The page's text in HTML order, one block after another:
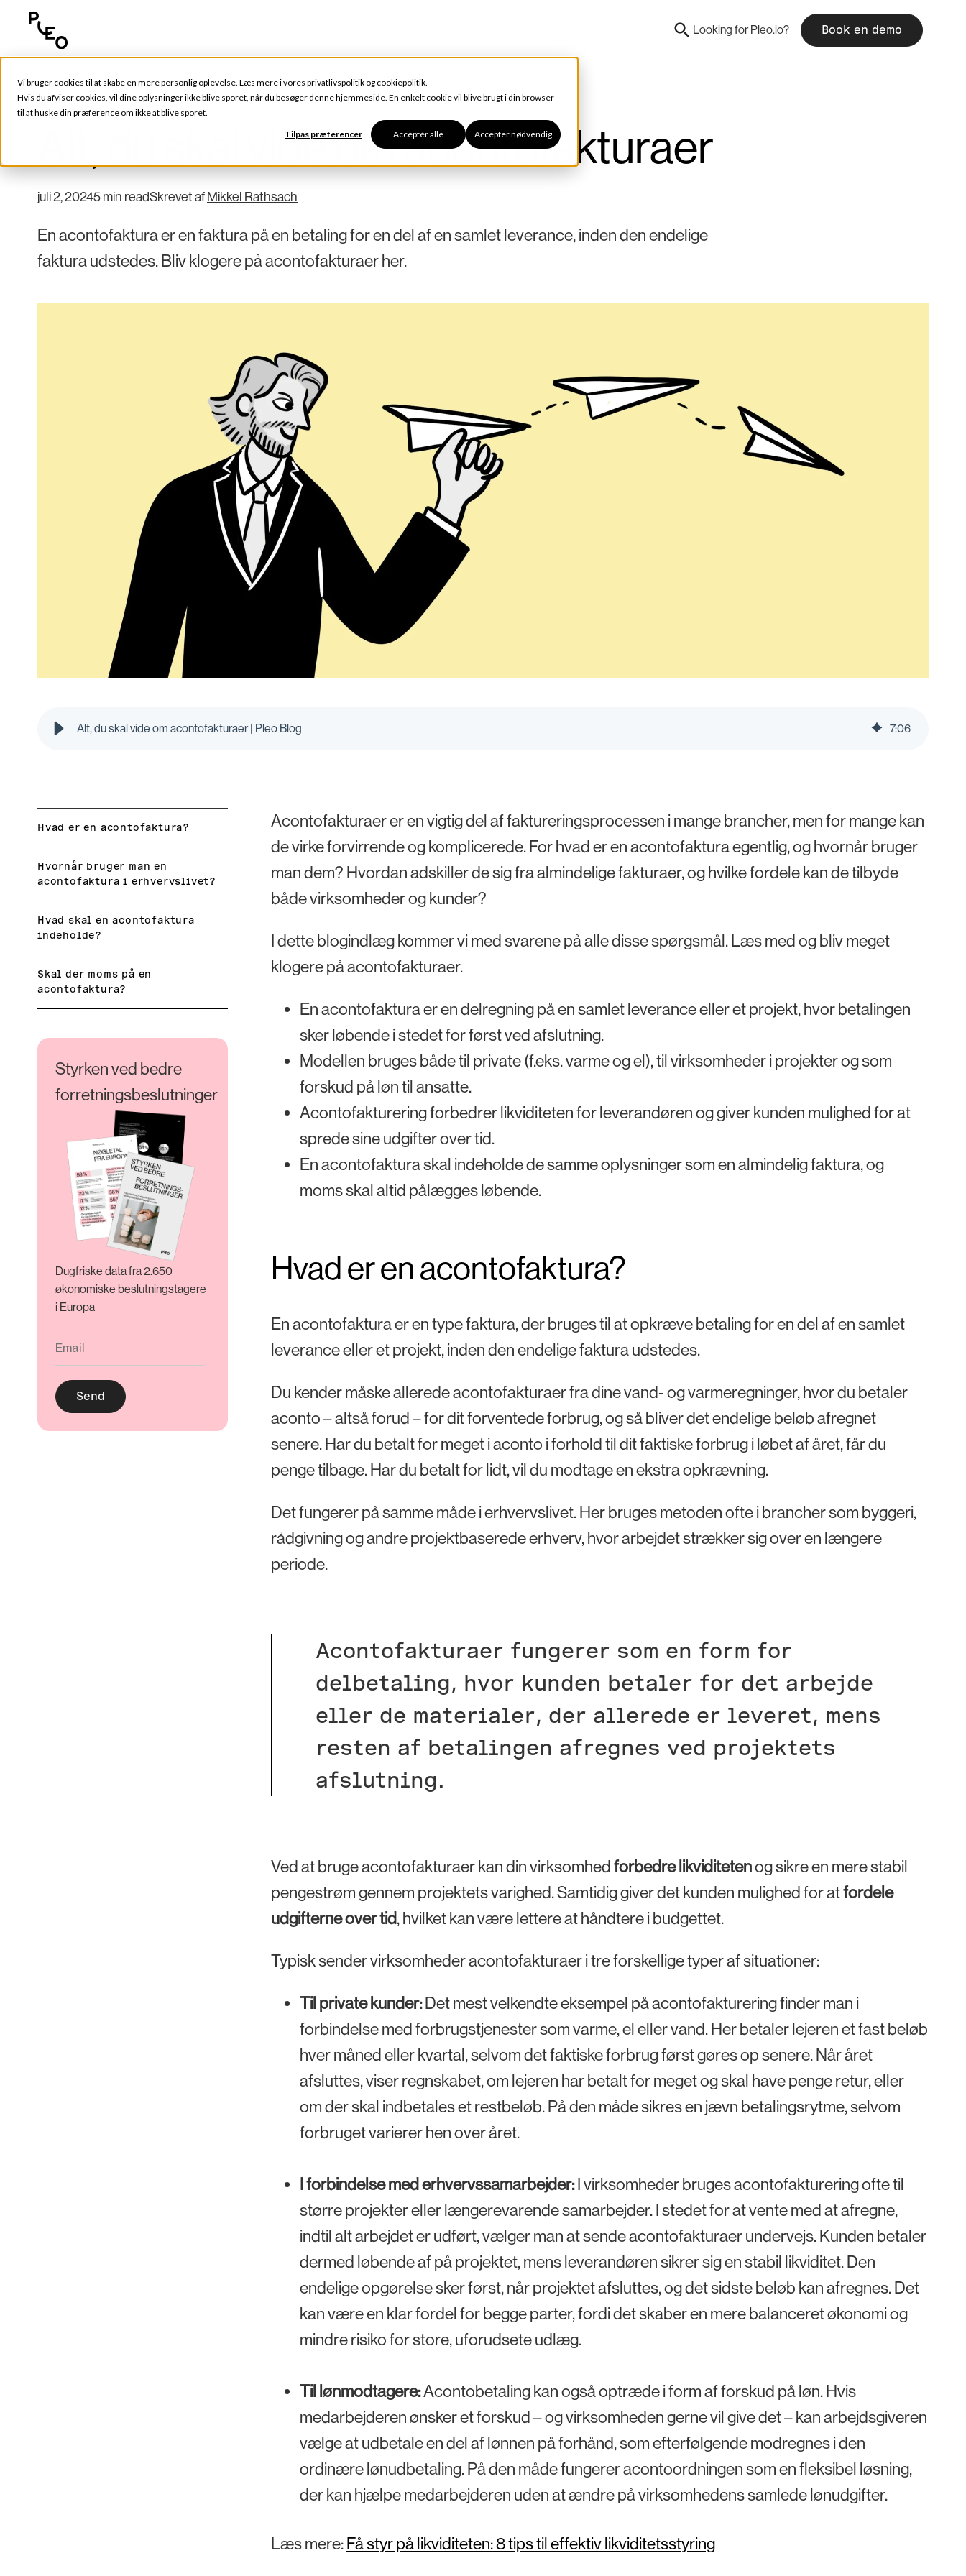
Vi bruger cookies til at skabe en mere personlig oplevelse. Læs mere i vores privatlivspolitik og cookiepolitik.
Hvis du afviser cookies, vil dine oplysninger ikke blive sporet, når du besøger denne hjemmeside. En enkelt cookie vil blive brugt i din browser
til at huske din præference om ikke at blive sporet.
Tilpas præferencer Acceptér alle Accepter nødvendig
Looking for Pleo.io? Book en demo
Tips og tricks
Alt, du skal vide om acontofakturaer
juli 2, 20245 min readSkrevet af Mikkel Rathsach
En acontofaktura er en faktura på en betaling for en del af en samlet leverance, inden den endelige
faktura udstedes. Bliv klogere på acontofakturaer her.
Alt, du skal vide om acontofakturaer | Pleo Blog 7:06
Hvad er en acontofaktura?
Hvornår bruger man en
acontofaktura i erhvervslivet?
Hvad skal en acontofaktura
indeholde?
Skal der moms på en
acontofaktura?
Styrken ved bedre
forretningsbeslutninger
Dugfriske data fra 2.650
økonomiske beslutningstagere
i Europa
Acontofakturaer er en vigtig del af faktureringsprocessen i mange brancher, men for mange kan
de virke forvirrende og komplicerede. For hvad er en acontofaktura egentlig, og hvornår bruger
man dem? Hvordan adskiller de sig fra almindelige fakturaer, og hvilke fordele kan de tilbyde
både virksomheder og kunder?
I dette blogindlæg kommer vi med svarene på alle disse spørgsmål. Læs med og bliv meget
klogere på acontofakturaer.
En acontofaktura er en delregning på en samlet leverance eller et projekt, hvor betalingen
sker løbende i stedet for først ved afslutning.
Modellen bruges både til private (f.eks. varme og el), til virksomheder i projekter og som
forskud på løn til ansatte.
Acontofakturering forbedrer likviditeten for leverandøren og giver kunden mulighed for at
sprede sine udgifter over tid.
En acontofaktura skal indeholde de samme oplysninger som en almindelig faktura, og
moms skal altid pålægges løbende.
Hvad er en acontofaktura?
En acontofaktura er en type faktura, der bruges til at opkræve betaling for en del af en samlet
leverance eller et projekt, inden den endelige faktura udstedes.
Du kender måske allerede acontofakturaer fra dine vand- og varmeregninger, hvor du betaler
aconto – altså forud – for dit forventede forbrug, og så bliver det endelige beløb afregnet
senere. Har du betalt for meget i aconto i forhold til dit faktiske forbrug i løbet af året, får du
penge tilbage. Har du betalt for lidt, vil du modtage en ekstra opkrævning.
Det fungerer på samme måde i erhvervslivet. Her bruges metoden ofte i brancher som byggeri,
rådgivning og andre projektbaserede erhverv, hvor arbejdet strækker sig over en længere
periode.
Acontofakturaer fungerer som en form for
delbetaling, hvor kunden betaler for det arbejde
eller de materialer, der allerede er leveret, mens
resten af betalingen afregnes ved projektets
afslutning.
Ved at bruge acontofakturaer kan din virksomhed forbedre likviditetenog sikre en mere stabil
pengestrøm gennem projektets varighed. Samtidig giver det kunden mulighed for atfordele
udgifterne over tid, hvilket kan være lettere at håndtere i budgettet.
Typisk sender virksomheder acontofakturaer i tre forskellige typer af situationer:
Til private kunder: Det mest velkendte eksempel på acontofakturering finder man i
forbindelse med forbrugstjenester som varme, el eller vand. Her betaler lejeren et fast beløb
hver måned eller kvartal, selvom det faktiske forbrug først gøres op senere. Når året
afsluttes, viser regnskabet, om lejeren har betalt for meget og skal have penge retur, eller
om der skal indbetales et restbeløb. På den måde sikres en jævn betalingsrytme, selvom
forbruget varierer hen over året.
I forbindelse med erhvervssamarbejder: I virksomheder bruges acontofakturering ofte til
større projekter eller længerevarende samarbejder. I stedet for at vente med at afregne,
indtil alt arbejdet er udført, vælger man at sende acontofakturaer undervejs. Kunden betaler
dermed løbende af på projektet, mens leverandøren sikrer sig en stabil likviditet. Den
endelige opgørelse sker først, når projektet afsluttes, og det sidste beløb kan afregnes. Det
kan være en klar fordel for begge parter, fordi det skaber en mere balanceret økonomi og
mindre risiko for store, uforudsete udlæg.
Til lønmodtagere:Acontobetaling kan også optræde i form af forskud på løn. Hvis
medarbejderen ønsker et forskud – og virksomheden gerne vil give det – kan arbejdsgiveren
vælge at udbetale en del af lønnen på forhånd, som efterfølgende modregnes i den
ordinære lønudbetaling. På den måde fungerer acontoordningen som en fleksibel løsning,
der kan hjælpe medarbejderen uden at ændre på virksomhedens samlede lønudgifter.
Læs mere: Få styr på likviditeten: 8 tips til effektiv likviditetsstyring